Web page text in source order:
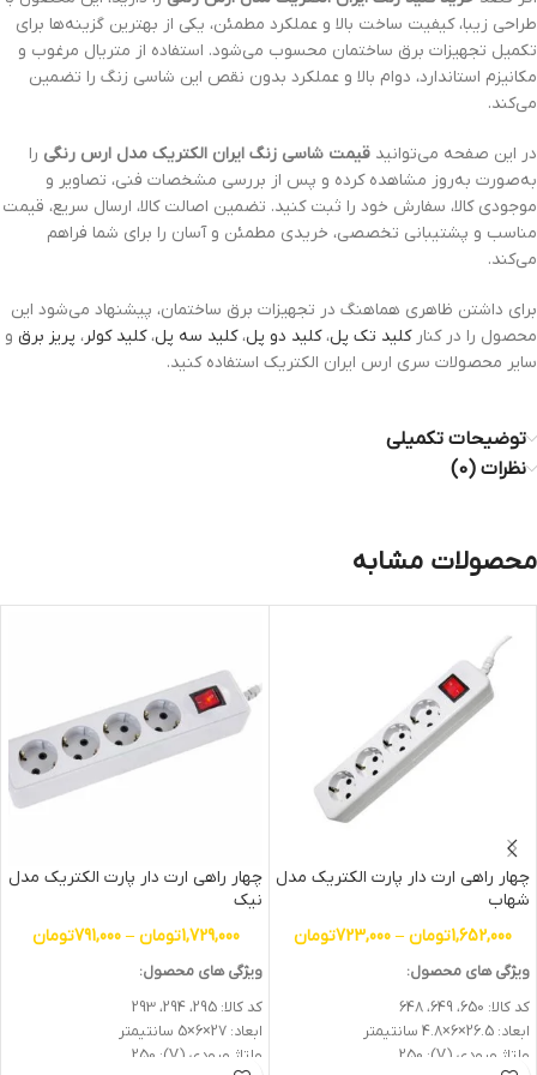
طراحی زیبا، کیفیت ساخت بالا و عملکرد مطمئن، یکی از بهترین گزینه‌ها برای
تکمیل تجهیزات برق ساختمان محسوب می‌شود. استفاده از متریال مرغوب و
مکانیزم استاندارد، دوام بالا و عملکرد بدون نقص این شاسی زنگ را تضمین
می‌کند.
در این صفحه می‌توانید قیمت شاسی زنگ ایران الکتریک مدل ارس رنگی را
به‌صورت به‌روز مشاهده کرده و پس از بررسی مشخصات فنی، تصاویر و
موجودی کالا، سفارش خود را ثبت کنید. تضمین اصالت کالا، ارسال سریع، قیمت
مناسب و پشتیبانی تخصصی، خریدی مطمئن و آسان را برای شما فراهم
می‌کند.
برای داشتن ظاهری هماهنگ در تجهیزات برق ساختمان، پیشنهاد می‌شود این
محصول را در کنارکلید تک پل،کلید دو پل،کلید سه پل،کلید کولر، پریز برق و
سایر محصولات سری ارس ایران الکتریک استفاده کنید.
توضیحات تکمیلی
نظرات (0)
محصولات مشابه
چهار راهی ارت دار پارت الکتریک مدل
شهاب
1,652,000تومان –
723,000تومان
ویژگی های محصول:
کد کالا: 650، 649، 648
ابعاد: 26.5×6×4.8 سانتیمتر
ولتاژ ورودی (V): 250
چهار راهی ارت دار پارت الکتریک مدل
نیک
1,729,000تومان –
791,000تومان
ویژگی های محصول:
کد کالا: 295، 294، 293
ابعاد: 27×6×5 سانتیمتر
ولتاژ ورودی (V): 250